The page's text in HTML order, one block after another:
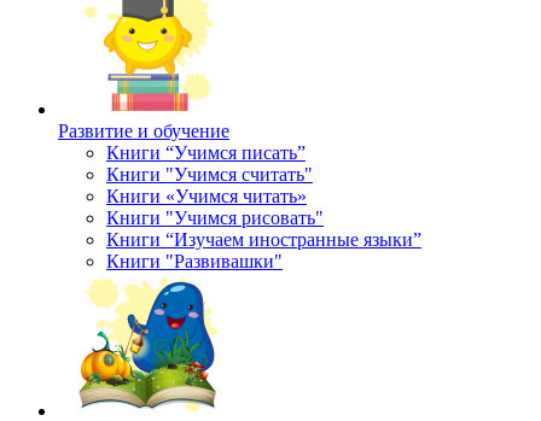
Развитие и обучение
Книги “Учимся писать”
Книги "Учимся считать"
Книги «Учимся читать»
Книги "Учимся рисовать"
Книги “Изучаем иностранные языки”
Книги "Развивашки"